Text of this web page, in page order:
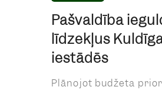
Pašvaldība
līdzekļus
iestādēs
Plānojot budžeta